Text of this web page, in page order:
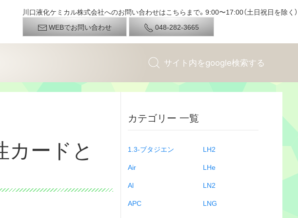
川口液化ケミカル株式会社へのお問い合わせはこちらまで。9:00〜17:00（土日祝日を除く）
WEBでお問い合わせ
048-282-3665
ードと
カテゴリー 一覧
1.3-ブタジエン
Air
Al
APC
LH2
LHe
LN2
LNG